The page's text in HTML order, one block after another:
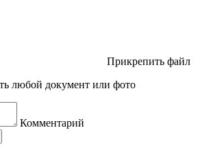
Прикрепить файл
любой документ или фото
Комментарий